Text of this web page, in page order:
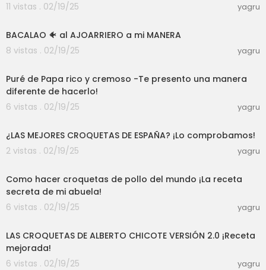
11 vistas . 02/19/25
yagru
BACALAO 🐠 al AJOARRIERO a mi MANERA
8 vistas . 02/19/25
yagru
Puré de Papa rico y cremoso -Te presento una manera
diferente de hacerlo!
6 vistas . 02/19/25
yagru
¿LAS MEJORES CROQUETAS DE ESPAÑA? ¡Lo comprobamos!
2 vistas . 02/19/25
yagru
Como hacer croquetas de pollo del mundo ¡La receta
secreta de mi abuela!
6 vistas . 02/19/25
yagru
LAS CROQUETAS DE ALBERTO CHICOTE VERSIÓN 2.0 ¡Receta
mejorada!
6 vistas . 02/19/25
yagru